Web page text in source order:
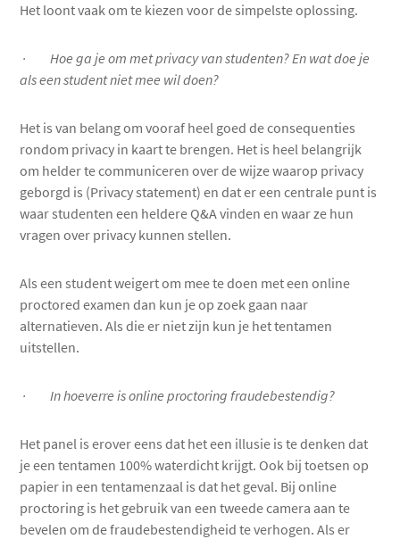
Het loont vaak om te kiezen voor de simpelste oplossing.
· Hoe ga je om met privacy van studenten? En wat doe je
als een student niet mee wil doen?
Het is van belang om vooraf heel goed de consequenties
rondom privacy in kaart te brengen. Het is heel belangrijk
om helder te communiceren over de wijze waarop privacy
geborgd is (Privacy statement) en dat er een centrale punt is
waar studenten een heldere Q&A vinden en waar ze hun
vragen over privacy kunnen stellen.
Als een student weigert om mee te doen met een online
proctored examen dan kun je op zoek gaan naar
alternatieven. Als die er niet zijn kun je het tentamen
uitstellen.
· In hoeverre is online proctoring fraudebestendig?
Het panel is erover eens dat het een illusie is te denken dat
je een tentamen 100% waterdicht krijgt. Ook bij toetsen op
papier in een tentamenzaal is dat het geval. Bij online
proctoring is het gebruik van een tweede camera aan te
bevelen om de fraudebestendigheid te verhogen. Als er